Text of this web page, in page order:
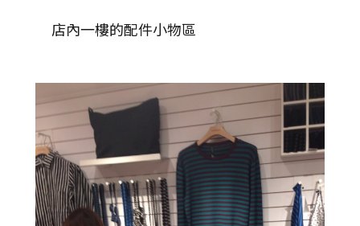
店內一樓的配件小物區